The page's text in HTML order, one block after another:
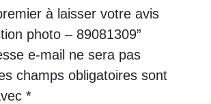
à laisser votre avis
photo – 89081309”
e-mail ne sera pas
champs obligatoires sont
*